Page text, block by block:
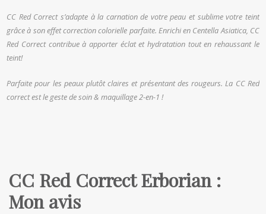
CC Red Correct s’adapte à la carnation de votre peau et sublime votre teint
grâce à son effet correction colorielle parfaite. Enrichi en Centella Asiatica, CC
Red Correct contribue à apporter éclat et hydratation tout en rehaussant le
teint!
Parfaite pour les peaux plutôt claires et présentant des rougeurs. La CC Red
correct est le geste de soin & maquillage 2-en-1 !
CC Red Correct Erborian :
Mon avis